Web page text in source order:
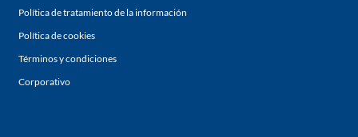
Política de tratamiento de la información
Política de cookies
Términos y condiciones
Corporativo